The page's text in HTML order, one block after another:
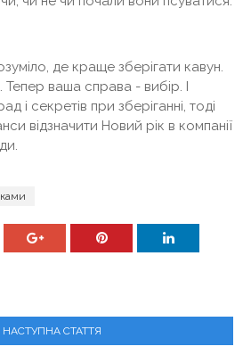
де краще зберігати кавун.
Тепер ваша справа - вибір. І
і секретів при зберіганні, тоді
відзначити Новий рік в компанії
НАСТУПНА СТАТТЯ